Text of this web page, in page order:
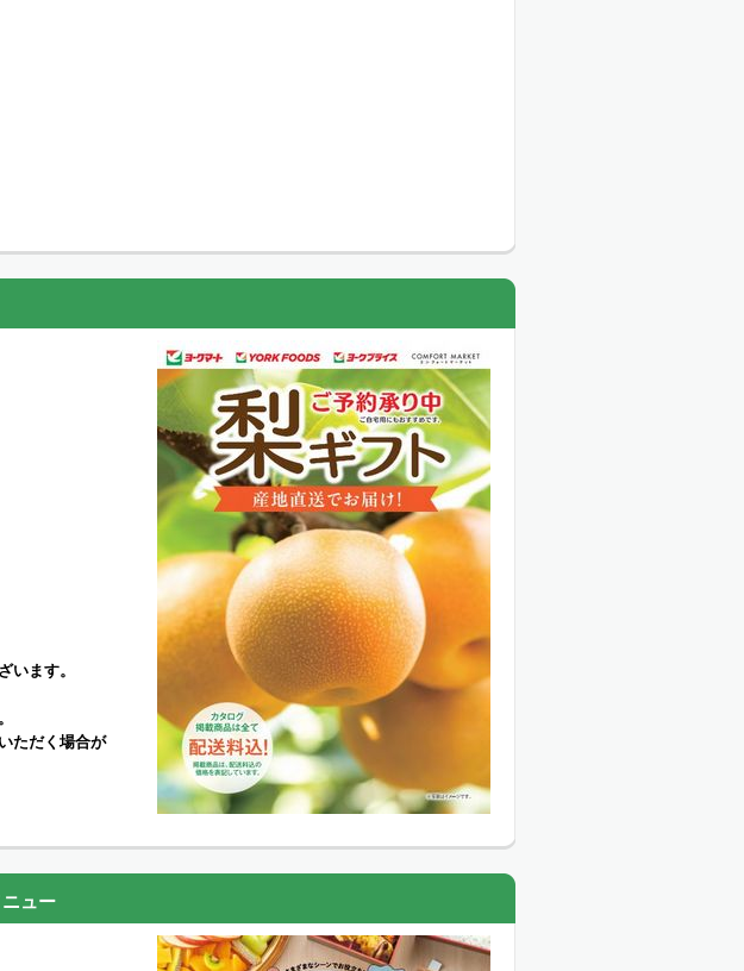
います。
ただく場合が
ュー